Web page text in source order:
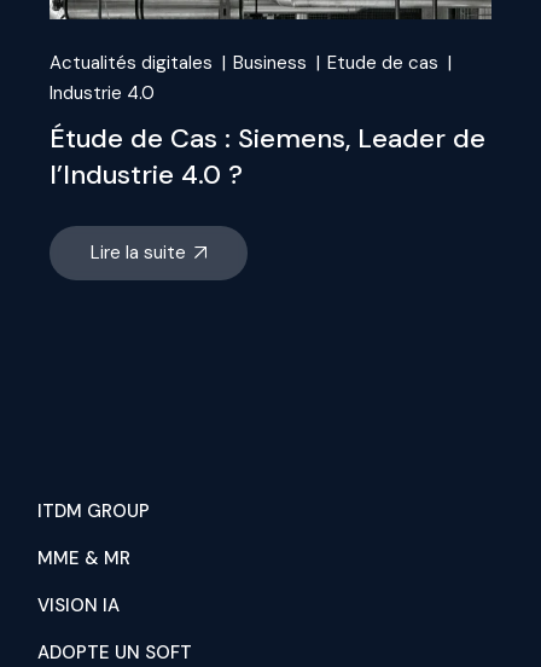
Actualités digitales Business
Etude de cas
Industrie 4.0
Étude de Cas : Siemens, Leader de
l’Industrie 4.0 ?
Lire la suite
ITDM GROUP
MME & MR
VISION IA
ADOPTE UN SOFT